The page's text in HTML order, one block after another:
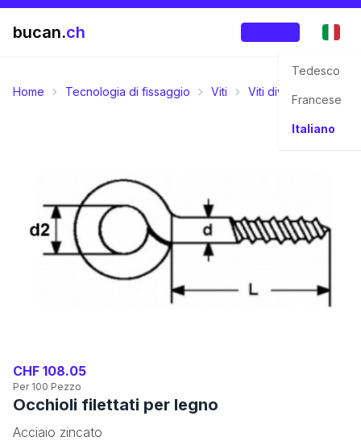
bucan.ch
Tedesco
Francese
Italiano
Home Tecnologia di fissaggio Viti Viti diversi
CHF 108.05
Per 100 Pezzo
Occhioli filettati per legno
Acciaio zincato